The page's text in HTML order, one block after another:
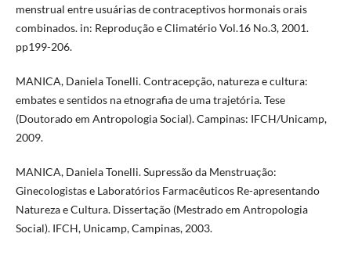
menstrual entre usuárias de contraceptivos hormonais orais
combinados. in: Reprodução e Climatério Vol.16 No.3, 2001.
pp199-206.
MANICA, Daniela Tonelli. Contracepção, natureza e cultura:
embates e sentidos na etnografia de uma trajetória. Tese
(Doutorado em Antropologia Social). Campinas: IFCH/Unicamp,
2009.
MANICA, Daniela Tonelli. Supressão da Menstruação:
Ginecologistas e Laboratórios Farmacêuticos Re-apresentando
Natureza e Cultura. Dissertação (Mestrado em Antropologia
Social). IFCH, Unicamp, Campinas, 2003.